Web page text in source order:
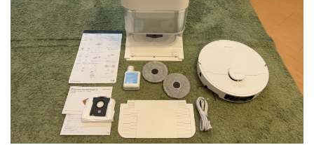
ナビゲーション Smart Pathfinder
障害物回避 対応（3DAdaptテクノロジー）
カーペット対応
対応 / 回避・吸引ブースト・集中掃
除・モップリフトアップ
バッテリー容量 5,200 mAh